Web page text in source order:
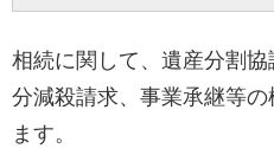
相続に関して、遺産分割
分減殺請求、事業承継等
ます。